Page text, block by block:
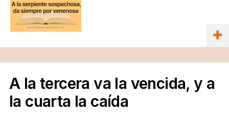
A la tercera va la vencida, y a
la cuarta la caída